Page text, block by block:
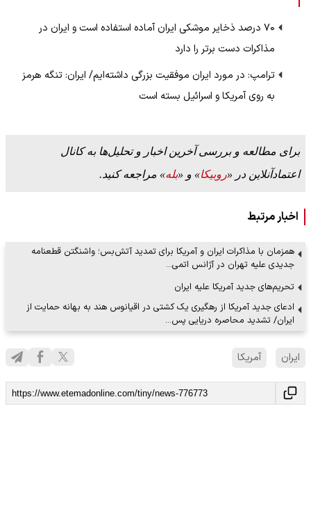
۷۰ درصد ذخایر موشکی ایران آماده استفاده است و ایران در
مذاکرات دست برتر را دارد
ترامپ: در مورد ایران موفقیت بزرگی داشته‌ایم/ ایران: تنگه هرمز
به روی آمریکا و اسرائیل بسته است
برای مطالعه و بررسی آخرین اخبار و تحلیل‌ها به کانال
اعتمادآنلاین در «روبیکا» و «بله» مراجعه کنید.
اخبار مرتبط
همزمان با مذاکرات ایران و آمریکا برای تمدید آتش‌بس؛ واشنگتن قطعنامه
جدیدی علیه تهران در آژانس اتمی…
تحریم‌های جدید آمریکا علیه ایران
ادعای جدید آمریکا از رهگیری یک کشتی در اقیانوس هند به بهانه حمایت از
ایران/ تشدید محاصره دریایی پس…
ایران آمریکا